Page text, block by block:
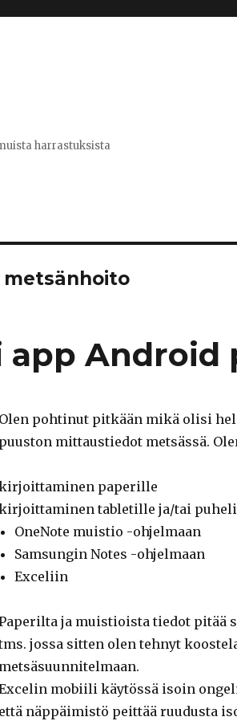
harrastuksista
metsänhoito
app Android
Olen pohtinut pitkään mikä olisi
puuston mittaustiedot metsässä.
paperille
tabletille ja/tai
OneNote muistio -ohjelmaan
Samsungin Notes -ohjelmaan
Exceliin
ja muistioista tiedot
jossa sitten olen tehnyt
metsäsuunnitelmaan.
mobiili käytössä isoin
että näppäimistö peittää ruudusta